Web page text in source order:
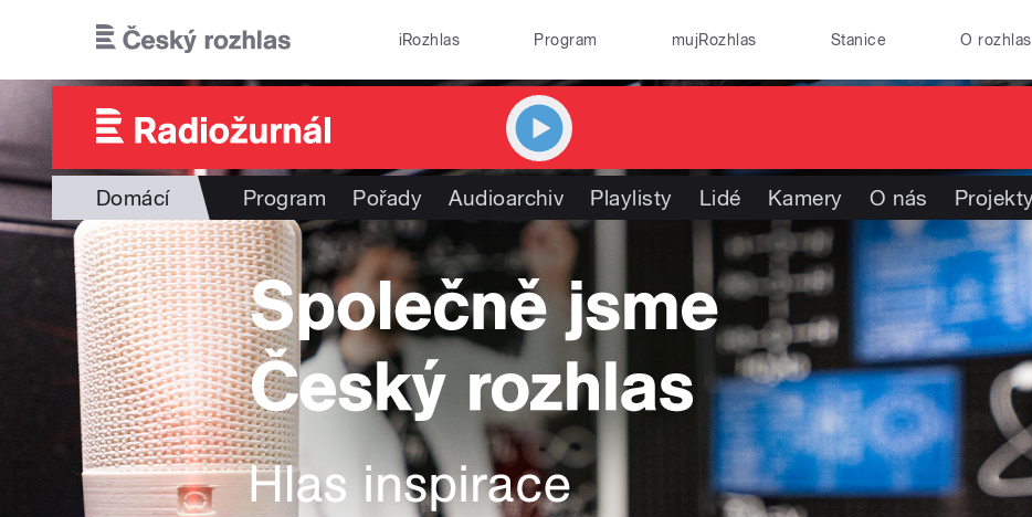
iRozhlas Program mujRozhlas Stanice O
Domácí Program Pořady Audioarchiv Playlisty Lidé Kamery O nás